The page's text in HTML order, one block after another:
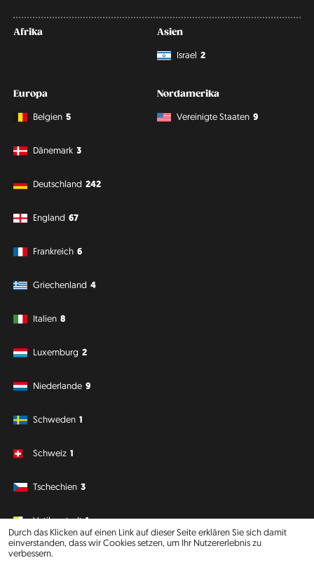
Durch das Klicken auf einen Link auf dieser Seite erklären Sie sich damit
einverstanden, dass wir Cookies setzen, um Ihr Nutzererlebnis zu
verbessern.
Afrika
Asien
Israel 2
Europa
Belgien 5
Dänemark 3
Deutschland 242
England 67
Frankreich 6
Griechenland 4
Italien 8
Luxemburg 2
Niederlande 9
Schweden 1
Schweiz 1
Tschechien 3
Vatikanstadt 1
Nordamerika
Vereinigte Staaten 9
Südamerika